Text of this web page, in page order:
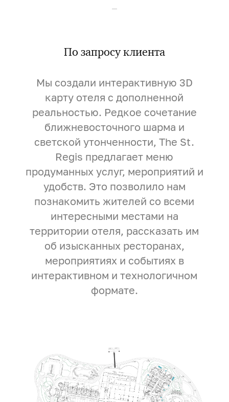
–
По запросу клиента
Мы создали интерактивную 3D
карту отеля с дополненной
реальностью. Редкое сочетание
ближневосточного шарма и
светской утонченности, The St.
Regis предлагает меню
продуманных услуг, мероприятий и
удобств. Это позволило нам
познакомить жителей со всеми
интересными местами на
территории отеля, рассказать им
об изысканных ресторанах,
мероприятиях и событиях в
интерактивном и технологичном
формате.